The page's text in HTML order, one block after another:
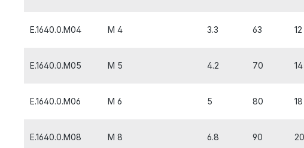
E.1640.0.M04 M 4 3.3 63 12
E.1640.0.M05 M 5 4.2 70 14
E.1640.0.M06 M 6 5 80 18
E.1640.0.M08 M 8 6.8 90 20